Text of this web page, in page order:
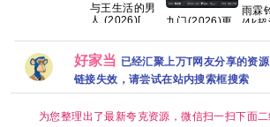
与王生活的男
人 (2026)[韩
字][1080P]
4.27GB
九门(2026)更
[4K+1080P.国
语中字网盘资
源][1GB集]
雨霖
/4k超
【单
8GB】
好家当 已经汇聚上万T网友分享的资
链接失效，请尝试在站内搜索框搜索
为您整理出了最新夸克资源，微信扫一扫下面